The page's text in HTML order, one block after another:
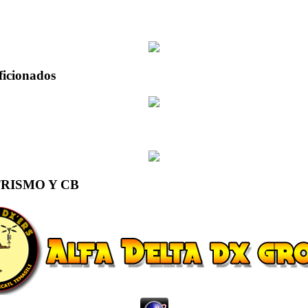
Y CB